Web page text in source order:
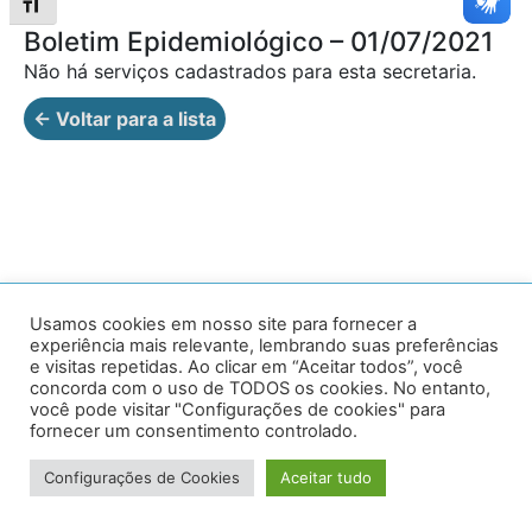
Alternar tamanho da fonte
Boletim Epidemiológico – 01/07/2021
Não há serviços cadastrados para esta secretaria.
← Voltar para a lista
Av. Prof. Armando Alves da Silva, nº 1950 - Zacarias,
Caratinga - MG - 35302-403 / Tel: (33) 3329 8000
Desenvolvido por VersaTec
Usamos cookies em nosso site para fornecer a
experiência mais relevante, lembrando suas preferências
e visitas repetidas. Ao clicar em “Aceitar todos”, você
concorda com o uso de TODOS os cookies. No entanto,
você pode visitar "Configurações de cookies" para
fornecer um consentimento controlado.
Configurações de Cookies Aceitar tudo